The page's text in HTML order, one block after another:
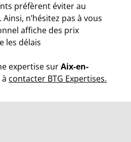
préfèrent éviter au
n’hésitez pas à vous
affiche des prix
les délais
expertise surAix-en-
contacter BTG Expertises.